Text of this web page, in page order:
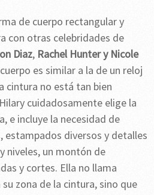
de cuerpo rectangular y
con otras celebridades de
Diaz, Rachel Hunter y Nicole
es similar a la de un reloj
cintura no está tan bien
cuidadosamente elige la
e incluye la necesidad de
estampados diversos y detalles
niveles, un montón de
y cortes. Ella no llama
zona de la cintura, sino que